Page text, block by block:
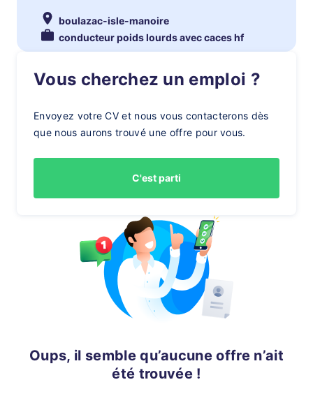
boulazac-isle-manoire
conducteur poids lourds avec caces hf
Vous cherchez un emploi ?
Envoyez votre CV et nous vous contacterons dès
que nous aurons trouvé une offre pour vous.
C'est parti
Oups, il semble qu’aucune offre n’ait
été trouvée !